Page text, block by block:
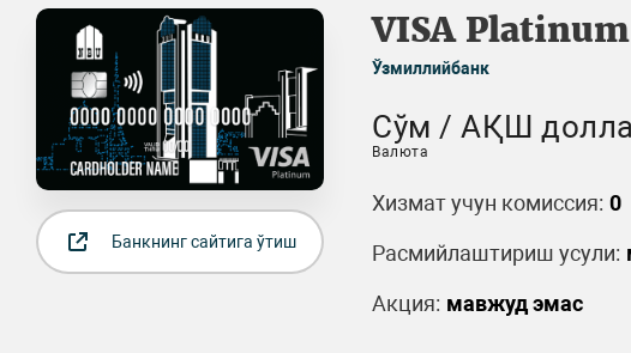
VISA Platinum
Ўзмиллийбанк
Банкнинг сайтига ўтиш
Сўм / АҚШ
Валюта
Хизмат учун комиссия: 0
Расмийлаштириш усули:
Акция: мавжуд эмас